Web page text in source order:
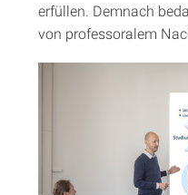
erfüllen. Demnach
von professoralem